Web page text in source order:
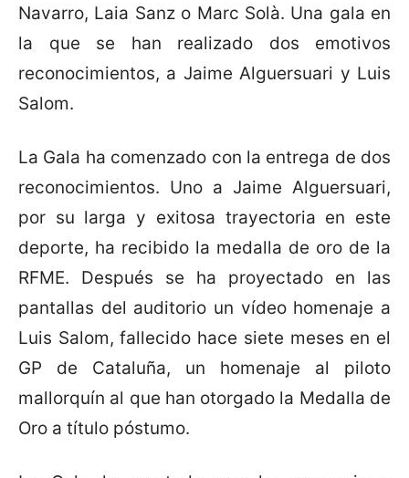
Navarro, Laia Sanz o Marc Solà. Una gala en
la que se han realizado dos emotivos
reconocimientos, a Jaime Alguersuari y Luis
Salom.
La Gala ha comenzado con la entrega de dos
reconocimientos. Uno a Jaime Alguersuari,
por su larga y exitosa trayectoria en este
deporte, ha recibido la medalla de oro de la
RFME. Después se ha proyectado en las
pantallas del auditorio un vídeo homenaje a
Luis Salom, fallecido hace siete meses en el
GP de Cataluña, un homenaje al piloto
mallorquín al que han otorgado la Medalla de
Oro a título póstumo.